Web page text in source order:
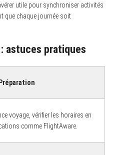
utile pour synchroniser activités
que chaque journée soit
astuces pratiques
Préparation
voyage, vérifier les horaires en
comme FlightAware.